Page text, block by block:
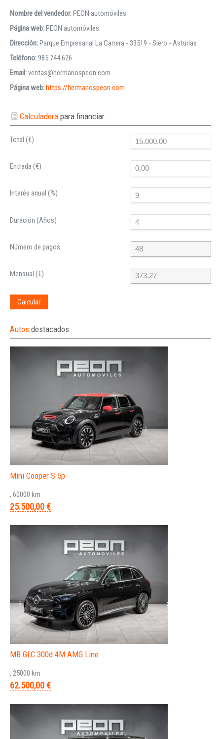
Nombre del vendedor:PEON automóviles
Página web:PEON automóviles
Dirección:Parque Empresarial La Carrera - 33519 - Siero - Asturias
Teléfono:985 744 626
Email:ventas@hermanospeon.com
Página web:https://hermanospeon.com
Calculadorapara financiar
Total (€)
Entrada (€)
Interés anual (%)
Duración (Años)
Número de pagos
Mensual (€)
Calcular
Autos destacados
Mini Cooper S 5p
, 60000 km
25.500,00 €
MB GLC 300d 4M AMG Line
, 25000 km
62.500,00 €